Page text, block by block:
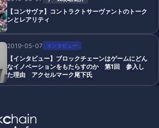
【コンサヴァ】コントラクトサーヴァントのトーク
ンとレアリティ
2019-05-07 インタビュー
【インタビュー】ブロックチェーンはゲームにどん
なイノベーションをもたらすのか 第1回 参入し
た理由 アクセルマーク尾下氏